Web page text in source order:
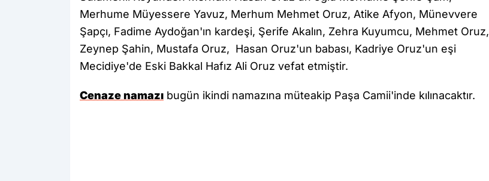
Merhume Müyessere Yavuz, Merhum Mehmet Oruz, Atike Afyon, Münevvere
Şapçı, Fadime Aydoğan'ın kardeşi, Şerife Akalın, Zehra Kuyumcu, Mehmet Oruz,
Zeynep Şahin, Mustafa Oruz, Hasan Oruz'un babası, Kadriye Oruz'un eşi
Mecidiye'de Eski Bakkal Hafız Ali Oruz vefat etmiştir.
Cenaze namazı bugün ikindi namazına müteakip Paşa Camii'inde kılınacaktır.